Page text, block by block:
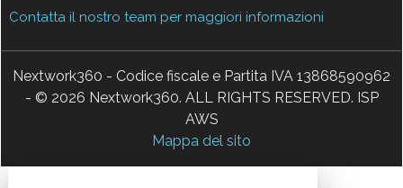
Contatta il nostro team per maggiori informazioni
Nextwork360 - Codice fiscale e Partita IVA 13868590962
- © 2026 Nextwork360. ALL RIGHTS RESERVED. ISP
AWS
Mappa del sito